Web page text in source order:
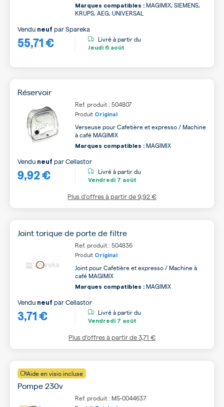
Marques compatibles : MAGIMIX, SIEMENS,
KRUPS, AEG, UNIVERSAL
55,71 €
Vendu neuf parSpareka
Livré à partir du
Jeudi 6 août
Réservoir
Ref. produit : 504807
Produit Original
Verseuse pour Cafetière et expresso / Machine
à café MAGIMIX
Marques compatibles : MAGIMIX
9,92 €
Vendu neuf parCellastor
Livré à partir du
Vendredi 7 août
Plus d’offres à partir de9,92 €
Joint torique de porte de filtre
Ref. produit : 504836
Produit Original
Joint pour Cafetière et expresso / Machine à
café MAGIMIX
Marques compatibles : MAGIMIX
3,71 €
Vendu neuf parCellastor
Livré à partir du
Vendredi 7 août
Plus d’offres à partir de3,71 €
Aide en visio incluse
Pompe 230v
Ref. produit : MS-0044637